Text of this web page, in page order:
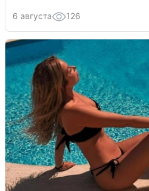
6 августа 126